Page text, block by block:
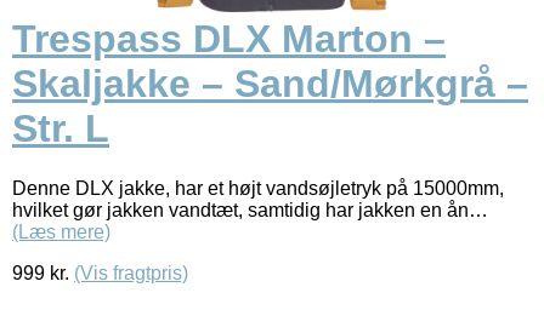
Trespass DLX Marton –
Skaljakke – Sand/Mørkgrå –
Str. L
Denne DLX jakke, har et højt vandsøjletryk på 15000mm,
hvilket gør jakken vandtæt, samtidig har jakken en ån…
(Læs mere)
999 kr. (Vis fragtpris)